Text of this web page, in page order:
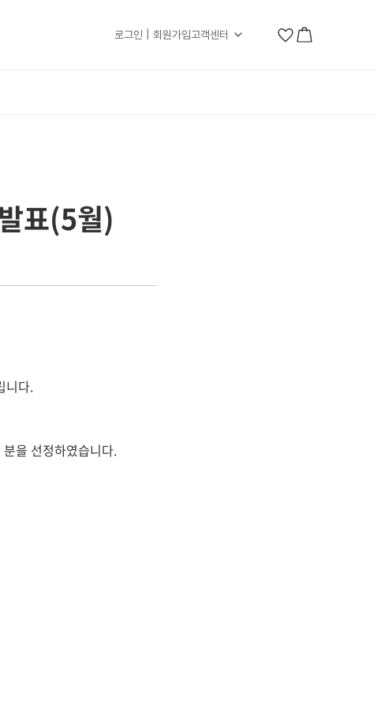
로그인 | 회원가입고객센터
표(5월)
니다.
을 선정하였습니다.